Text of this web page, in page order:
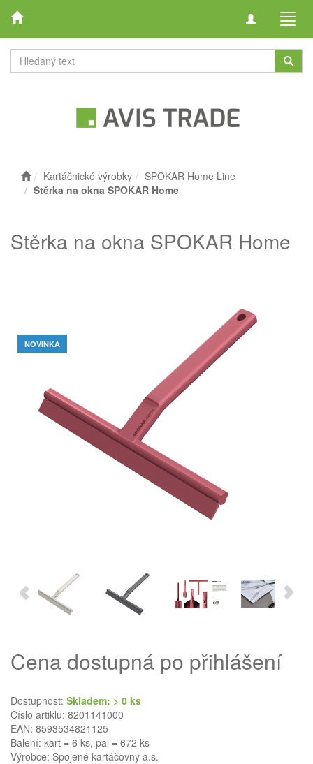
Toggle
Kartáčnické výrobky
SPOKAR Home Line
Stěrka na okna SPOKAR Home
Stěrka na okna SPOKAR Home
NOVINKA
Cena dostupná po přihlášení
Dostupnost: Skladem: > 0 ks
Číslo artiklu: 8201141000
EAN: 8593534821125
Balení: kart = 6 ks, pal = 672 ks
Výrobce: Spojené kartáčovny a.s.